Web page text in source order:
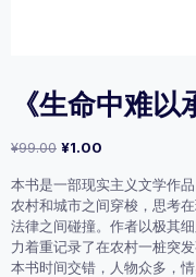
《生命中难
¥99.00 原
为：
¥99.00。
¥1.00
价
格
为：
¥1.00。
本书是一部现实主义文学作
农村和城市之间穿梭，思考
法律之间碰撞。作者以极其
力着重记录了在农村一桩突
本书时间交错，人物众多，